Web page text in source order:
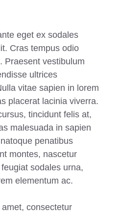
eget ex sodales
Cras tempus odio
Praesent vestibulum
ultrices
vitae sapien in lorem
placerat lacinia viverra.
tincidunt felis at,
malesuada in sapien
penatibus
montes, nascetur
sodales urna,
elementum ac.
consectetur